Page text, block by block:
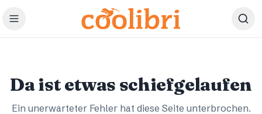
Zum Hauptinhalt springen
Da ist etwas schiefgelaufen
Ein unerwarteter Fehler hat diese Seite unterbrochen.